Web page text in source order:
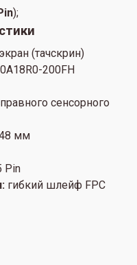
);
(тачскрин)
200FH
сенсорного
мм
Pin
гибкий шлейф FPC